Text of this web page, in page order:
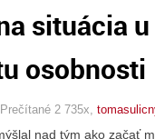
situácia
osobnosti
2 735x,
nad tým ako začať